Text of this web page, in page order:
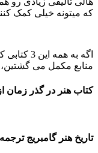
که میتونه خیلی کمک
اگه به
منابع مکمل می گشتین،
کتاب هنر در گذر زمان
تاریخ هنر گامبریج